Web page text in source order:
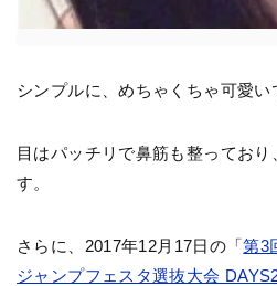
シンプルに、めちゃくちゃ可愛い
目はパッチリで鼻筋も整ってお
す。
さらに、2017年12月17日の「第3
ジャンプフェスタ選抜大会